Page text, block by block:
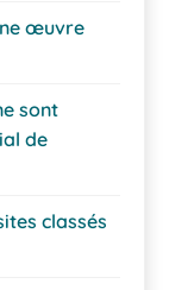
œuvre
sont
de
classés